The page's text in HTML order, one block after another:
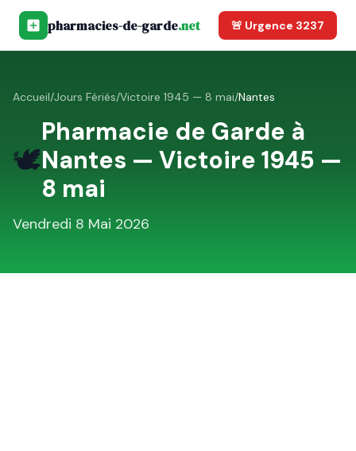
pharmacies-de-garde.net 🚨 Urgence 3237
Accueil/Jours Fériés/Victoire 1945 — 8 mai/Nantes
🕊️
Pharmacie de Garde à
Nantes — Victoire 1945 —
8 mai
Vendredi 8 Mai 2026